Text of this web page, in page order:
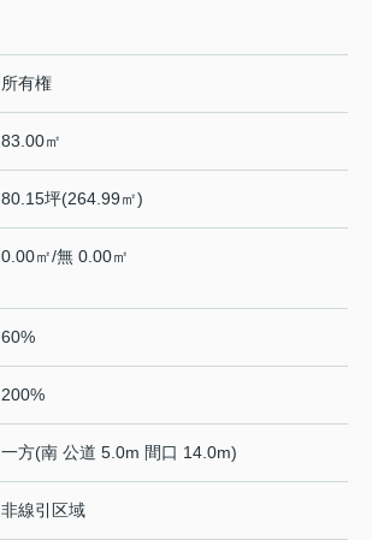
所有権
83.00㎡
80.15坪(264.99㎡)
0.00㎡/無 0.00㎡
60%
200%
一方(南 公道 5.0m 間口 14.0m)
非線引区域